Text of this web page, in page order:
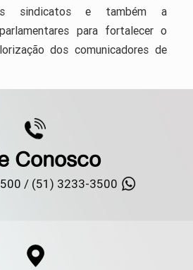
sindicatos e também a
para fortalecer o
dos comunicadores de
Conosco
/ (51) 3233-3500